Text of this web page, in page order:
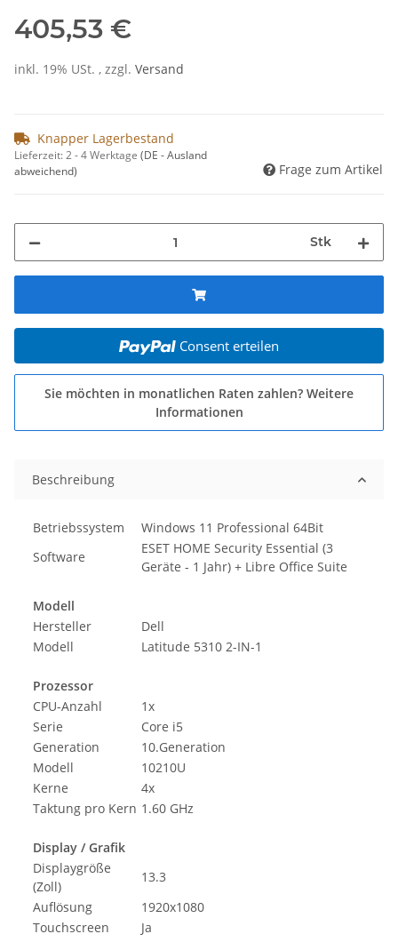
405,53 €
inkl. 19% USt. , zzgl. Versand
Knapper Lagerbestand
Lieferzeit:2 - 4 Werktage (DE - Ausland
abweichend)
Frage zum Artikel
Stk
Consent erteilen
Sie möchten in monatlichen Raten zahlen? Weitere
Informationen
Beschreibung
Betriebssystem
Windows 11 Professional 64Bit
Software
ESET HOME Security Essential (3
Geräte - 1 Jahr) + Libre Office Suite
Modell
Hersteller
Dell
Modell
Latitude 5310 2-IN-1
Prozessor
CPU-Anzahl
1x
Serie
Core i5
Generation
10.Generation
Modell
10210U
Kerne
4x
Taktung pro Kern 1.60 GHz
Display / Grafik
Displaygröße
(Zoll)
13.3
Auflösung
1920x1080
Touchscreen
Ja